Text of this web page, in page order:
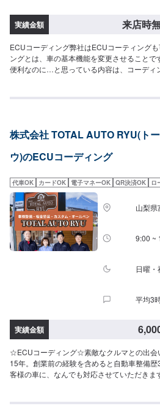
実績金額 来店時
ECUコーディング弊社はECUコーティング
ングとは、車の基本機能を変更させることで
便利なのに…と思っている内容は、コーディ
【2】承諾されたら予約日に入庫【3】入庫
株式会社 TOTAL AUTO RYU(ト
ウ)のECUコーディング
代車OK カードOK 電子マネーOK QR決済OK ロ
山梨
9:00 ~
日曜・
平均3
実績金額
☆ECUコーディング☆素敵なクルマとの出会
15年。創業前の経験を含めると自動車整備
客様の車に、なんでも対応させていただき
ただければ作業開始【4】仕上がり次第納車